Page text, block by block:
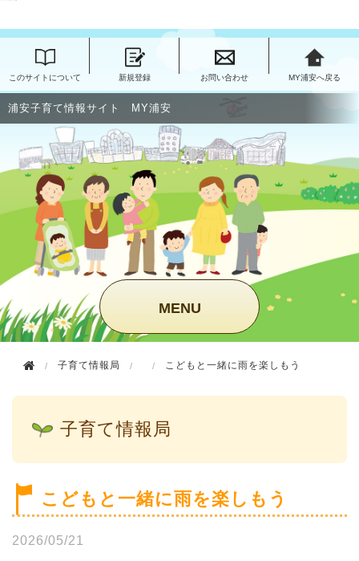
このサイトについて 新規登録 お問い合わせ MY浦安へ戻る
浦安子育て情報サイト MY浦安
MENU
子育て情報局 こどもと一緒に雨を楽しもう
子育て情報局
こどもと一緒に雨を楽しもう
2026/05/21